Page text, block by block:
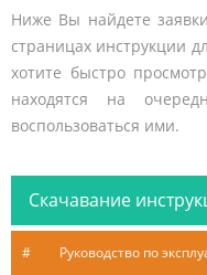
Ниже Вы найдете
страницах инструкции
хотите быстро
находятся на
воспользоваться ими.
Скачавание
# Руководство по